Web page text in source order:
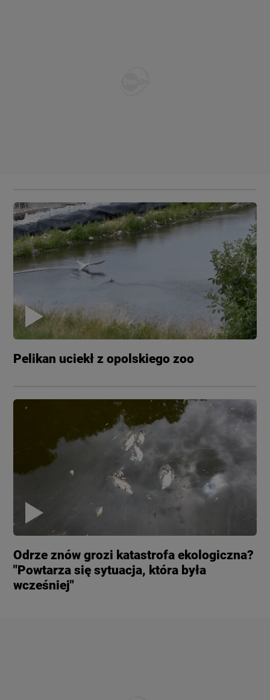
Pelikan uciekł z opolskiego zoo
Odrze znów grozi katastrofa ekologiczna?
"Powtarza się sytuacja, która była
wcześniej"